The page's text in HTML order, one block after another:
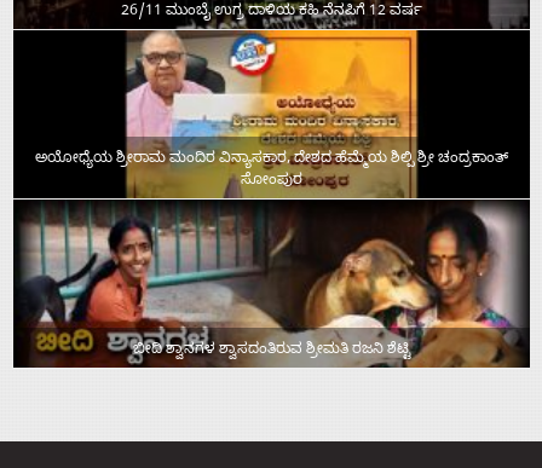
26/11 ಮುಂಬೈ ಉಗ್ರ ದಾಳಿಯ ಕಹಿ ನೆನಪಿಗೆ 12 ವರ್ಷ
ಅಯೋಧ್ಯೆಯ ಶ್ರೀರಾಮ ಮಂದಿರ ವಿನ್ಯಾಸಕಾರ, ದೇಶದ ಹೆಮ್ಮೆಯ ಶಿಲ್ಪಿ ಶ್ರೀ ಚಂದ್ರಕಾಂತ್‌
ಸೋಂಪುರ
ಬೀದಿ ಶ್ವಾನಗಳ ಶ್ವಾಸದಂತಿರುವ ಶ್ರೀಮತಿ ರಜನಿ ಶೆಟ್ಟಿ